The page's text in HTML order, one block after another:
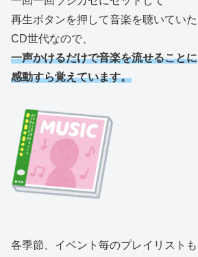
再生ボタンを押して音楽を聴いていた
CD世代なので、
一声かけるだけで音楽を流せることに
感動すら覚えています。
各季節、イベント毎のプレイリストも